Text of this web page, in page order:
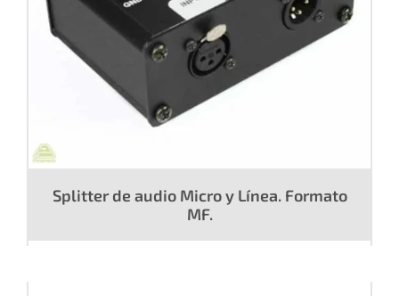
Splitter de audio Micro y Línea. Formato
MF.